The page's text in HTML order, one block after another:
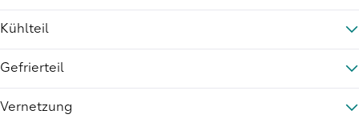
Kühlteil
Gefrierteil
Vernetzung